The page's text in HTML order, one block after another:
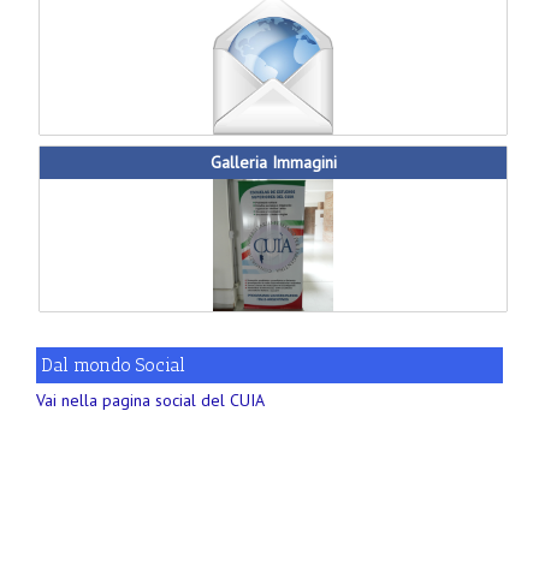
Galleria Immagini
Dal mondo Social
Vai nella pagina social del CUIA